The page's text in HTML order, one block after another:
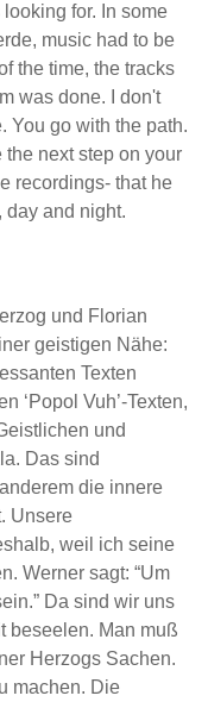
for. In some
music had to be
the time, the tracks
was done. I don't
You go with the path.
next step on your
recordings- that he
day and night.
und Florian
geistigen Nähe:
Texten
‘Popol Vuh’-Texten,
und
Das sind
die innere
Unsere
weil ich seine
Werner sagt: “Um
Da sind wir uns
beseelen. Man muß
Herzogs Sachen.
machen. Die